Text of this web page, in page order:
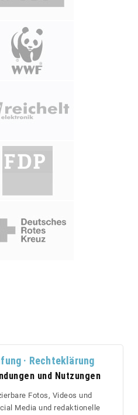
· Rechteklärung
und Nutzungen
Fotos, Videos und
Media und redaktionelle